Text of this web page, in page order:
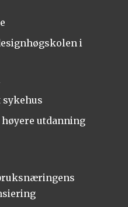
i
utdanning